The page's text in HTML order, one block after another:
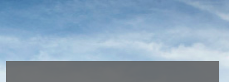
Wir verwenden Cookies, um dir die bestmögliche Erfahrung auf
unserer Website zu bieten.
You can find out more about which cookies we are using or